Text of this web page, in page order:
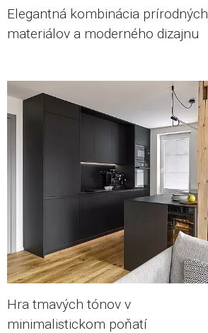
Elegantná kombinácia prírodných
materiálov a moderného dizajnu
Hra tmavých tónov v
minimalistickom poňatí